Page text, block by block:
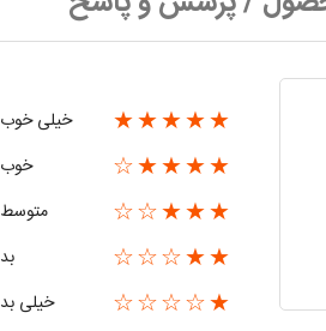
★★★★★ خیلی خوب
★★★★☆ خوب
★★★☆☆ متوسط
★★☆☆☆ بد
★☆☆☆☆ خیلی بد